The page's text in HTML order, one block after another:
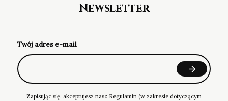
Newsletter
Twój adres e-mail
Zapisując się, akceptujesz nasz Regulamin (w zakresie dotyczącym